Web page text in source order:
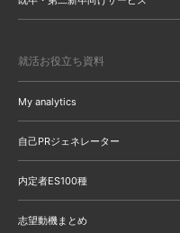
就活お役立ち資料
My analytics
自己PRジェネレーター
内定者ES100種
志望動機まとめ